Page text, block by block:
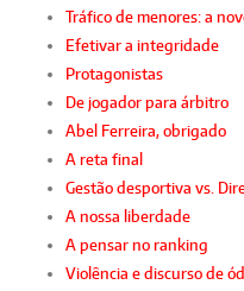
Tráfico de menores: a
Efetivar a integridade
Protagonistas
De jogador para árbitro
Abel Ferreira, obrigado
A reta final
Gestão desportiva vs.
A nossa liberdade
A pensar no ranking
Violência e discurso de